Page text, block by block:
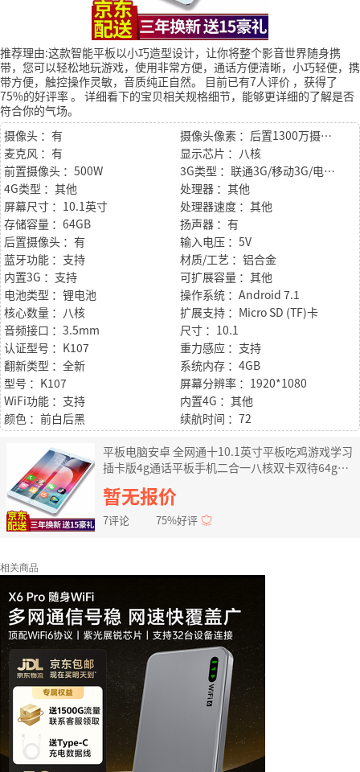
推荐理由:这款智能平板以小巧造型设计，让你将整个影音世界随身携
带，您可以轻松地玩游戏，使用非常方便，通话方便清晰，小巧轻便，携
带方便，触控操作灵敏，音质纯正自然。
目前已有7人评价 ，获得了
75%的好评率。 详细看下的宝贝相关规格细节，能够更详细的了解是否
符合你的气场。
摄像头 ：有
摄像头像素 ：后置1300万摄像头/前置500万摄像头
麦克风 ：有
显示芯片 ：八核
前置摄像头 ：500W
3G类型 ：联通3G/移动3G/电信3G
4G类型 ：其他
处理器 ：其他
屏幕尺寸 ：10.1英寸
处理器速度 ：其他
存储容量 ：64GB
扬声器 ：有
后置摄像头 ：有
输入电压 ：5V
蓝牙功能 ：支持
材质/工艺 ：铝合金
内置3G ：支持
可扩展容量 ：其他
电池类型 ：锂电池
操作系统 ：Android 7.1
核心数量 ：八核
扩展支持 ：Micro SD (TF)卡
音频接口 ：3.5mm
尺寸 ：10.1
认证型号 ：K107
重力感应 ：支持
翻新类型 ：全新
系统内存 ：4GB
型号 ：K107
屏幕分辨率 ：1920*1080
WiFi功能 ：支持
内置4G ：其他
颜色 ：前白后黑
续航时间 ：72
平板电脑安卓 全网通十10.1英寸平板吃鸡游戏学习
插卡版4g通话平板手机二合一八核双卡双待64g
16G(玫瑰金) 终身保修+无赠品 WIFI+移动联通版
暂无报价
7评论 75%好评
相关商品